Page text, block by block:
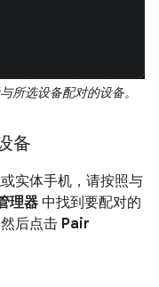
所选设备配对的设备。
备
实体手机，请按照与
理器 中找到要配对的
后点击 Pair